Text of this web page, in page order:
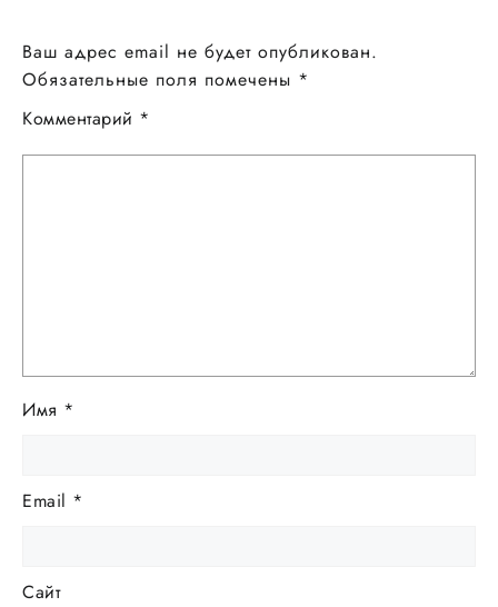
Ваш адрес email не будет опубликован.
Обязательные поля помечены *
Комментарий *
Имя *
Email *
Сайт